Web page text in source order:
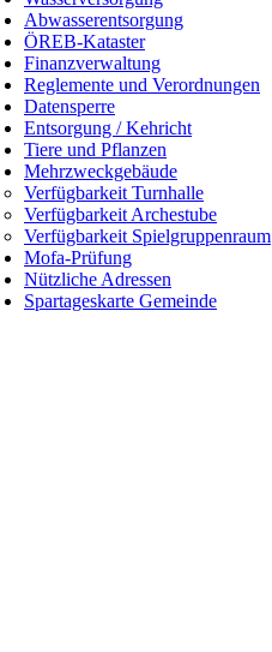
Abwasserentsorgung
ÖREB-Kataster
Finanzverwaltung
Reglemente und Verordnungen
Datensperre
Entsorgung / Kehricht
Tiere und Pflanzen
Mehrzweckgebäude
Verfügbarkeit Turnhalle
Verfügbarkeit Archestube
Verfügbarkeit Spielgruppenraum
Mofa-Prüfung
Nützliche Adressen
Spartageskarte Gemeinde